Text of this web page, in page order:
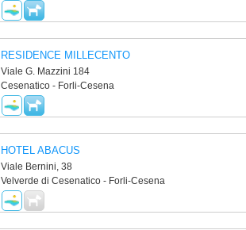
RESIDENCE MILLECENTO
Viale G. Mazzini 184
Cesenatico - Forli-Cesena
HOTEL ABACUS
Viale Bernini, 38
Velverde di Cesenatico - Forli-Cesena